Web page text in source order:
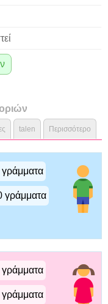
talen Περισσότερο
γράμματα
γράμματα
γράμματα
γράμματα